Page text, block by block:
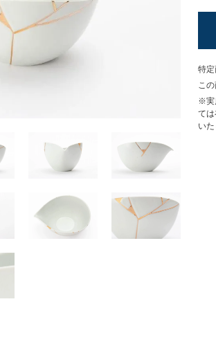
特定
こ
※実
て
いた